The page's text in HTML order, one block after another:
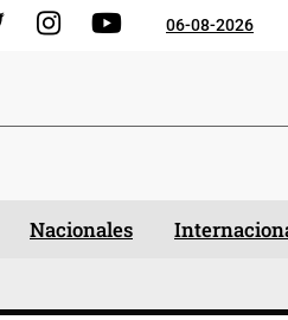
Gorjeo InstagramYouTube06-08-2026
Nacionales